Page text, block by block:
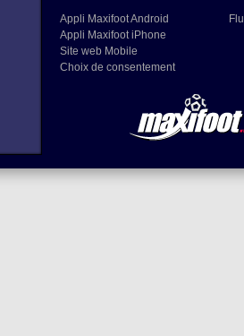
Appli Maxifoot Android
Appli Maxifoot iPhone
Site web Mobile
Choix de consentement